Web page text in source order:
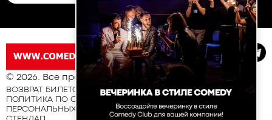
© 2026. Все права защищены
ВОЗВРАТ БИЛЕТОВ
ПОЛИТИКА ПО ОБРАБОТКЕ И ЗАЩИТЕ
ПЕРСОНАЛЬНЫХ ДАННЫХ